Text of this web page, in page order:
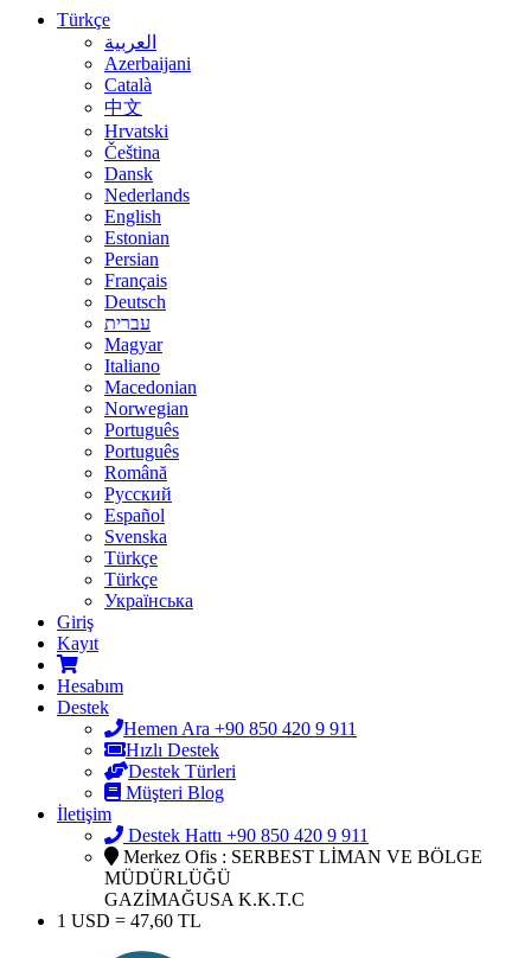
Türkçe
العربية
Azerbaijani
Català
中文
Hrvatski
Čeština
Dansk
Nederlands
English
Estonian
Persian
Français
Deutsch
עברית
Magyar
Italiano
Macedonian
Norwegian
Português
Português
Română
Русский
Español
Svenska
Türkçe
Türkçe
Українська
Giriş
Kayıt
Hesabım
Destek
Hemen Ara +90 850 420 9 911
Hızlı Destek
Destek Türleri
Müşteri Blog
İletişim
Destek Hattı +90 850 420 9 911
Merkez Ofis : SERBEST LİMAN VE BÖLGE
MÜDÜRLÜĞÜ
GAZİMAĞUSA K.K.T.C
1 USD = 47,60 TL